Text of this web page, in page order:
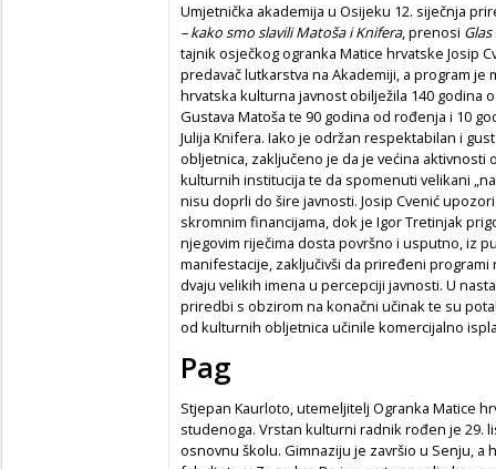
Umjetnička akademija u Osijeku 12. siječnja
– kako smo slavili Matoša i Knifera, prenosi
tajnik osječkog ogranka Matice hrvatske Josip
predavač lutkarstva na Akademiji, a program
hrvatska kulturna javnost obilježila 140 godina
Gustava Matoša te 90 godina od rođenja i 10
Julija Knifera. Iako je održan respektabilan i
obljetnica, zaključeno je da je većina
kulturnih institucija te da spomenuti velikani
nisu doprli do šire javnosti. Josip Cvenić
skromnim financijama, dok je Igor Tretinjak
njegovim riječima dosta površno i usputno, iz
manifestacije, zaključivši da priređeni
dvaju velikih imena u percepciji javnosti. U
priredbi s obzirom na konačni učinak te su
od kulturnih obljetnica učinile komercijalno
Pag
Stjepan Kaurloto, utemeljitelj Ogranka Matice
studenoga. Vrstan kulturni radnik rođen je 29.
osnovnu školu. Gimnaziju je završio u Senju,